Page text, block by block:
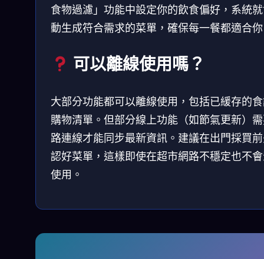
食物過濾」功能中設定你的飲食偏好，系統
動生成符合需求的菜單，確保每一餐都適合
可以離線使用嗎？
大部分功能都可以離線使用，包括已緩存的
購物清單。但部分線上功能（如節氣更新）
路連線才能同步最新資訊。建議在出門採買
認好菜單，這樣即使在超市網路不穩定也不
使用。